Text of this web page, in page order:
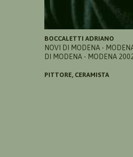
BOCCALETTI ADRIANO
NOVI DI MODENA -
DI MODENA - MODENA
PITTORE, CERAMISTA